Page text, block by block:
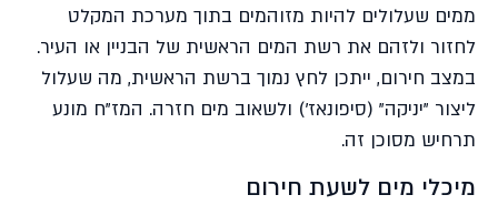
ממים שעלולים להיות מזוהמים בתוך מערכת המקלט
לחזור ולזהם את רשת המים הראשית של הבניין או העיר.
במצב חירום, ייתכן לחץ נמוך ברשת הראשית, מה שעלול
ליצור "יניקה" (סיפונאז') ולשאוב מים חזרה. המז"ח מונע
תרחיש מסוכן זה.
מיכלי מים לשעת חירום